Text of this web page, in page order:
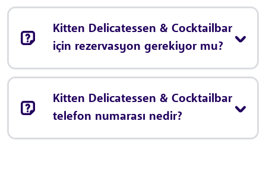
Kitten Delicatessen & Cocktailbar
için rezervasyon gerekiyor mu?
Kitten Delicatessen & Cocktailbar
telefon numarası nedir?